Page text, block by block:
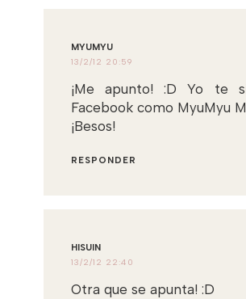
MYUMYU
13/2/12 20:59
¡Me apunto! :D Yo te
Facebook como MyuMyu
¡Besos!
RESPONDER
HISUIN
13/2/12 22:40
Otra que se apunta! :D